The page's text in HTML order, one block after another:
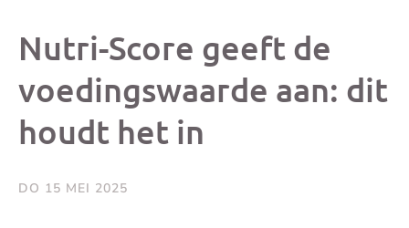
bericht
Nutri-Score geeft de
voedingswaarde aan: dit
houdt het in
DO 15 MEI 2025